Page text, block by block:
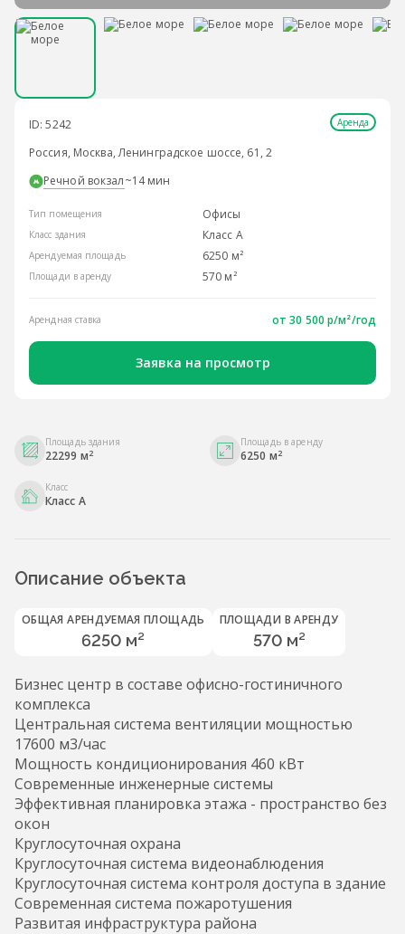
ID: 5242 Аренда
Россия, Москва, Ленинградское шоссе, 61, 2
Речной вокзал~14 мин
Тип помещения Офисы
Класс здания Класс A
Арендуемая площадь 6250 м²
Площади в аренду 570 м²
Арендная ставка от30 500 р/м²/год
Заявка на просмотр
Площадь здания
22299 м2
Площадь в аренду
6250 м2
Класс
Класс A
Описание объекта
ОБЩАЯ АРЕНДУЕМАЯ ПЛОЩАДЬ
6250 м²
ПЛОЩАДИ В АРЕНДУ
570 м²
Бизнес центр в составе офисно-гостиничного
комплекса
Центральная система вентиляции мощностью
17600 м3/час
Мощность кондиционирования 460 кВт
Современные инженерные системы
Эффективная планировка этажа - пространство без
окон
Круглосуточная охрана
Круглосуточная система видеонаблюдения
Круглосуточная система контроля доступа в здание
Современная система пожаротушения
Развитая инфраструктура района